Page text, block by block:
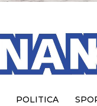
POLITICA